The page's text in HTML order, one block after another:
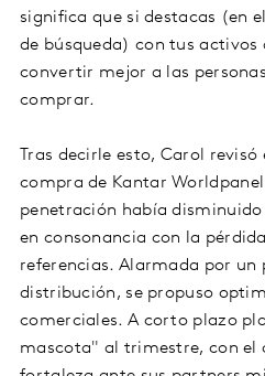
significa que si destacas (en
de búsqueda) con tus activos
convertir mejor a las
comprar.
Tras decirle esto, Carol
compra de Kantar
penetración había
en consonancia con la
referencias. Alarmada por un
distribución, se propuso
comerciales. A corto plazo
mascota" al trimestre, con el